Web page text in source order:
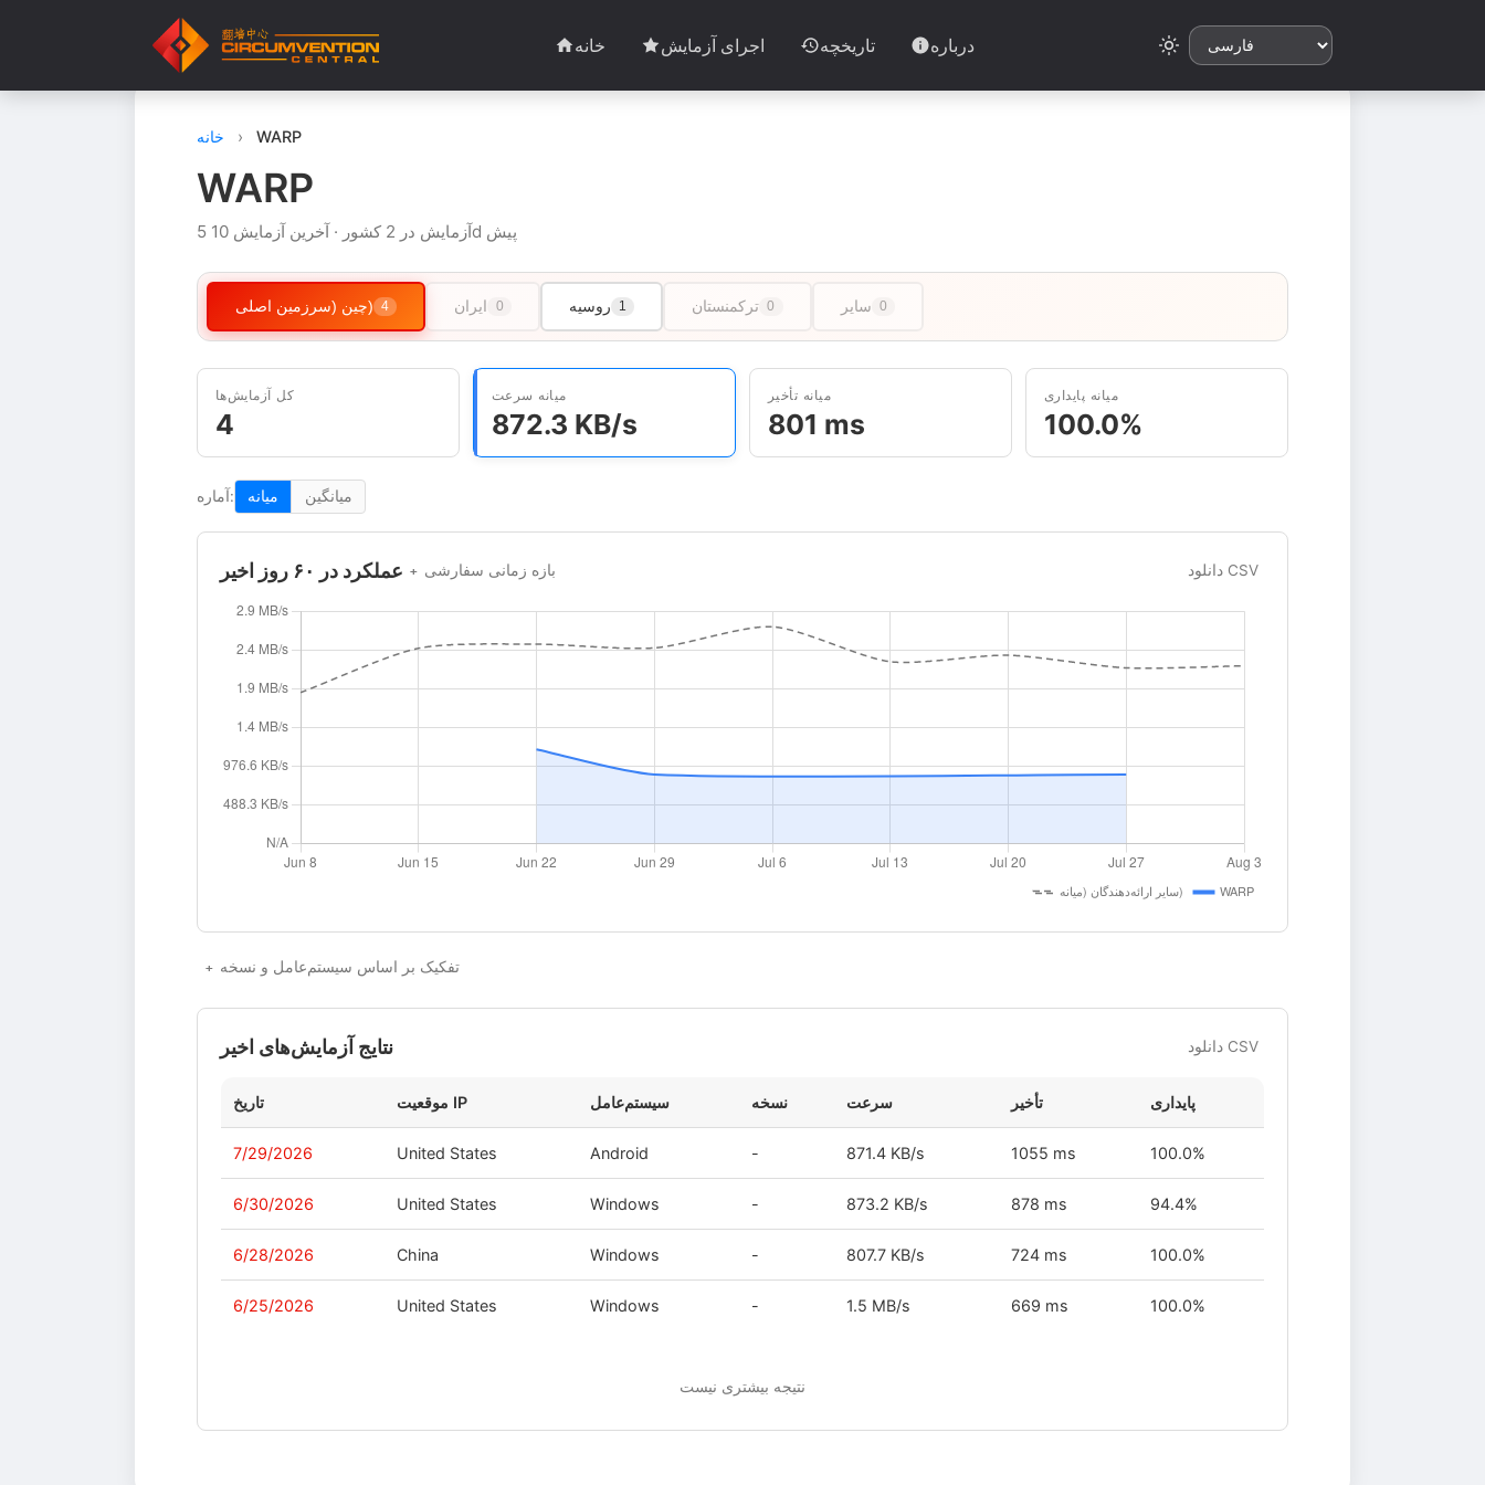
خانه اجرای آزمایش تاریخچه درباره
خانه › WARP
WARP
5 آزمایش در 2 کشور · آخرین آزمایش 10d پیش
چین (سرزمین اصلی) 4 ایران 0 روسیه 1 ترکمنستان 0 سایر 0
کل آزمایش‌ها
4
میانه سرعت
872.3 KB/s
میانه تأخیر
801 ms
میانه پایداری
100.0%
آماره: میانه میانگین
عملکرد در ۶۰ روز اخیر بازه زمانی سفارشی دانلود CSV
تفکیک بر اساس سیستم‌عامل و نسخه
نتایج آزمایش‌های اخیر دانلود CSV
تاریخ موقعیت IP سیستم‌عامل نسخه سرعت تأخیر پایداری
7/29/2026 United States Android - 871.4 KB/s 1055 ms 100.0%
6/30/2026 United States Windows - 873.2 KB/s 878 ms 94.4%
6/28/2026 China Windows - 807.7 KB/s 724 ms 100.0%
6/25/2026 United States Windows - 1.5 MB/s 669 ms 100.0%
نتیجه بیشتری نیست